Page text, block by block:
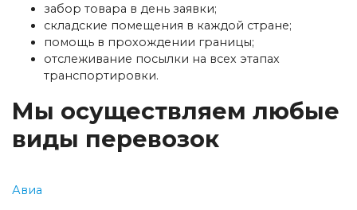
забор товара в день заявки;
складские помещения в каждой стране;
помощь в прохождении границы;
отслеживание посылки на всех этапах
транспортировки.
Мы осуществляем любые
виды перевозок
Авиа